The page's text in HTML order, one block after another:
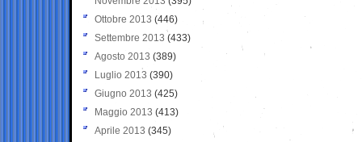
Ottobre 2013 (446)
Settembre 2013 (433)
Agosto 2013 (389)
Luglio 2013 (390)
Giugno 2013 (425)
Maggio 2013 (413)
Aprile 2013 (345)